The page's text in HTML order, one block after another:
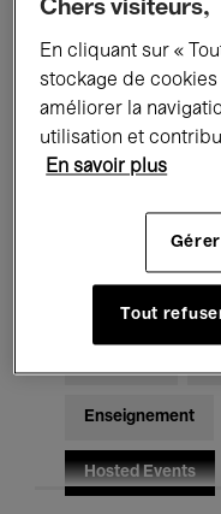
Tous les
Expositions
Rencontres &
Musique
Enseignement
Hosted Events
Chers visiteurs,
En cliquant sur «
stockage de
améliorer la
utilisation et
En savoir plus
Tout